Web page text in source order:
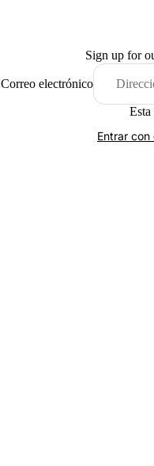
Sign up for
Correo electrónico
Entrar con